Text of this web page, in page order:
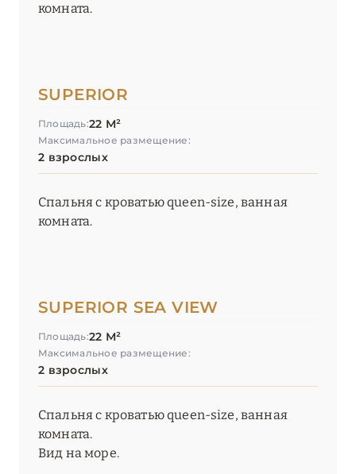
комната.
SUPERIOR
Площадь:22 М²
Максимальное размещение:
2 взрослых
Спальня с кроватью queen-size, ванная
комната.
SUPERIOR SEA VIEW
Площадь:22 М²
Максимальное размещение:
2 взрослых
Спальня с кроватью queen-size, ванная
комната.
Вид на море.